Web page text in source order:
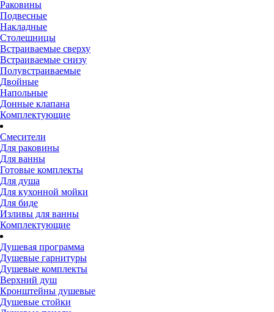
Раковины
Подвесные
Накладные
Столешницы
Встраиваемые сверху
Встраиваемые снизу
Полувстраиваемые
Двойные
Напольные
Донные клапана
Комплектующие
Смесители
Для раковины
Для ванны
Готовые комплекты
Для душа
Для кухонной мойки
Для биде
Изливы для ванны
Комплектующие
Душевая программа
Душевые гарнитуры
Душевые комплекты
Верхний душ
Кронштейны душевые
Душевые стойки